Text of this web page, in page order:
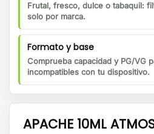
Frutal, fresco, dulce o tabaquil:
solo por marca.
Formato y base
Comprueba capacidad y PG/VG
incompatibles con tu dispositivo.
APACHE 10ML